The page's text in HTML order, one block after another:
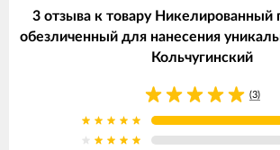
3 отзыва к товару Никелированный
обезличенный для нанесения
Кольчугинский
(3)